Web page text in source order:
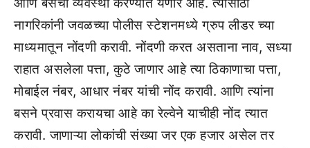
नागरिकांनी जवळच्या पोलीस स्टेशनमध्ये ग्रुप लीडर च्या
माध्यमातून नोंदणी करावी. नोंदणी करत असताना नाव, सध्या
राहात असलेला पत्ता, कुठे जाणार आहे त्या ठिकाणाचा पत्ता,
मोबाईल नंबर, आधार नंबर यांची नोंद करावी. आणि त्यांना
बसने प्रवास करायचा आहे का रेल्वेने याचीही नोंद त्यात
करावी. जाणाऱ्या लोकांची संख्या जर एक हजार असेल तर